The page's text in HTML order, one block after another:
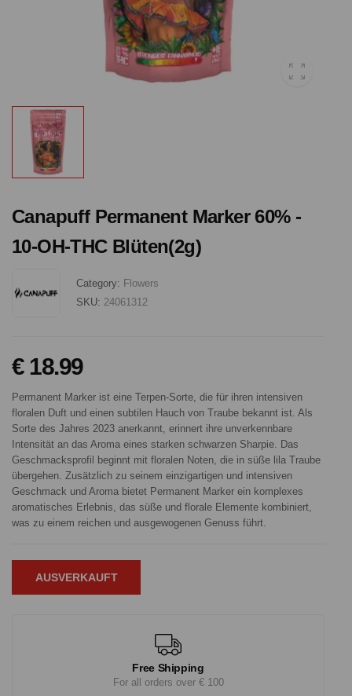
Canapuff Permanent Marker 60% -
10-OH-THC Blüten(2g)
Category: Flowers
SKU: 24061312
€ 18.99
Permanent Marker ist eine Terpen-Sorte, die für ihren intensiven
floralen Duft und einen subtilen Hauch von Traube bekannt ist. Als
Sorte des Jahres 2023 anerkannt, erinnert ihre unverkennbare
Intensität an das Aroma eines starken schwarzen Sharpie. Das
Geschmacksprofil beginnt mit floralen Noten, die in süße lila Traube
übergehen. Zusätzlich zu seinem einzigartigen und intensiven
Geschmack und Aroma bietet Permanent Marker ein komplexes
aromatisches Erlebnis, das süße und florale Elemente kombiniert,
was zu einem reichen und ausgewogenen Genuss führt.
AUSVERKAUFT
Free Shipping
For all orders over € 100